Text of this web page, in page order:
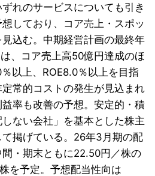
れのサービスについても引き
しており、コア売上・スポッ
見込む。中期経営計画の最終年
、コア売上高50億円達成のほ
以上、ROE8.0％以上を目指
常的コストの発生が見込まれ
率も改善の予想。安定的・積
ない会社」を基本とした株主
掲げている。26年3月期の配
・期末ともに22.50円／株の
を予定。予想配当性向は